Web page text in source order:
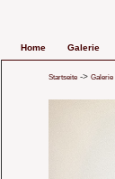
Home Galerie
Startseite ->Galerie